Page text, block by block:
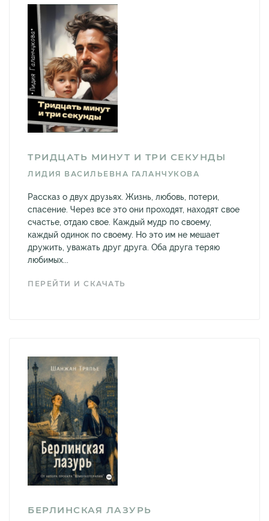
ТРИДЦАТЬ МИНУТ И ТРИ СЕКУНДЫ
ЛИДИЯ ВАСИЛЬЕВНА ГАЛАНЧУКОВА
Рассказ о двух друзьях. Жизнь, любовь, потери,
спасение. Через все это они проходят, находят свое
счастье, отдаю свое. Каждый мудр по своему,
каждый одинок по своему. Но это им не мешает
дружить, уважать друг друга. Оба друга теряю
любимых...
ПЕРЕЙТИ И СКАЧАТЬ
БЕРЛИНСКАЯ ЛАЗУРЬ